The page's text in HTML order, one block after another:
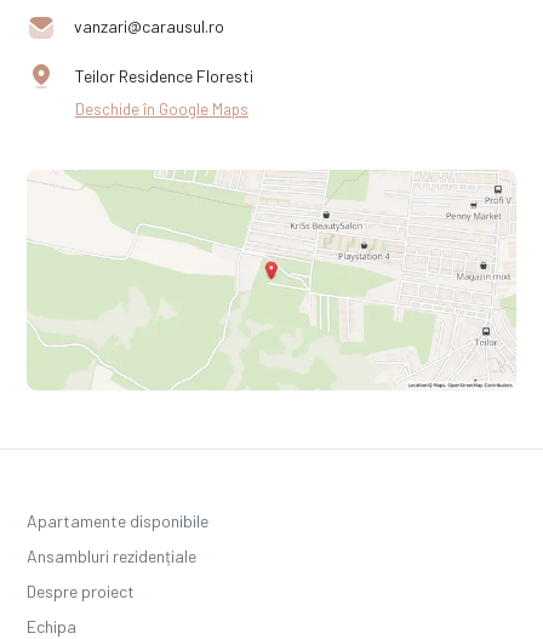
vanzari@carausul.ro
Teilor Residence Floresti
Deschide în Google Maps
Apartamente disponibile
Ansambluri rezidențiale
Despre proiect
Echipa